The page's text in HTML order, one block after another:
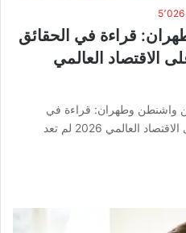
5٬026
قراءة في الحقائق
الاقتصاد العالمي
واشنطن وطهران: قراءة في
الحقائق الجيوسياسية وتداعياتها على الاقتصاد العالمي 2026 لم تعد